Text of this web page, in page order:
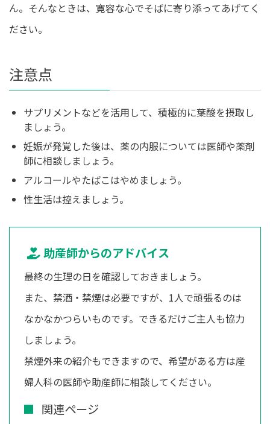
ん。そんなときは、寛容な心でそばに寄り添ってあげてく
ださい。
注意点
サプリメントなどを活用して、積極的に葉酸を摂取し
ましょう。
妊娠が発覚した後は、薬の内服については医師や薬剤
師に相談しましょう。
アルコールやたばこはやめましょう。
性生活は控えましょう。
助産師からのアドバイス
最終の生理の日を確認しておきましょう。
また、禁酒・禁煙は必要ですが、1人で頑張るのは
なかなかつらいものです。できるだけご主人も協力
しましょう。
禁煙外来の紹介もできますので、希望がある方は産
婦人科の医師や助産師に相談してください。
関連ページ